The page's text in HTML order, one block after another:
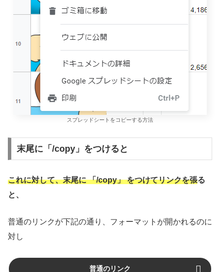
スプレッドシートをコピーする方法
末尾に「/copy」をつけると
これに対して、末尾に 「/copy」 をつけてリンクを張る
と、
普通のリンクが下記の通り、フォーマットが開かれるのに
対し
普通のリンク